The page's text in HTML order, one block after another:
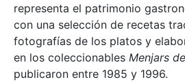
representa el patrimonio
con una selección de recetas
fotografías de los platos y
en los coleccionables Menjars
publicaron entre 1985 y 1996.